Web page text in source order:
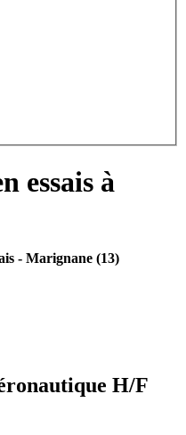
essais à
- Marignane (13)
H/F